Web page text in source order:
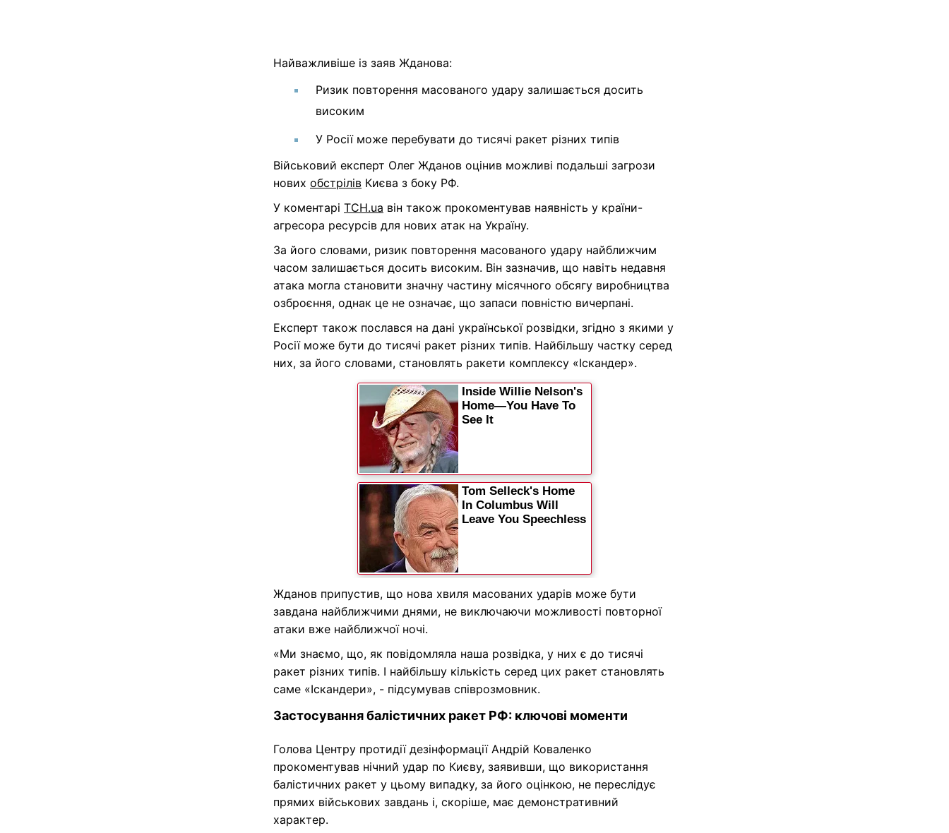
Найважливіше із заяв Жданова:
Ризик повторення масованого удару залишається досить
високим
У Росії може перебувати до тисячі ракет різних типів
Військовий експерт Олег Жданов оцінив можливі подальші загрози
нових обстрілів Києва з боку РФ.
У коментарі ТСН.ua він також прокоментував наявність у країни-
агресора ресурсів для нових атак на Україну.
За його словами, ризик повторення масованого удару найближчим
часом залишається досить високим. Він зазначив, що навіть недавня
атака могла становити значну частину місячного обсягу виробництва
озброєння, однак це не означає, що запаси повністю вичерпані.
Експерт також послався на дані української розвідки, згідно з якими у
Росії може бути до тисячі ракет різних типів. Найбільшу частку серед
них, за його словами, становлять ракети комплексу «Іскандер».
Жданов припустив, що нова хвиля масованих ударів може бути
завдана найближчими днями, не виключаючи можливості повторної
атаки вже найближчої ночі.
«Ми знаємо, що, як повідомляла наша розвідка, у них є до тисячі
ракет різних типів. І найбільшу кількість серед цих ракет становлять
саме «Іскандери», - підсумував співрозмовник.
Застосування балістичних ракет РФ: ключові моменти
Голова Центру протидії дезінформації Андрій Коваленко
прокоментував нічний удар по Києву, заявивши, що використання
балістичних ракет у цьому випадку, за його оцінкою, не переслідує
прямих військових завдань і, скоріше, має демонстративний
характер.